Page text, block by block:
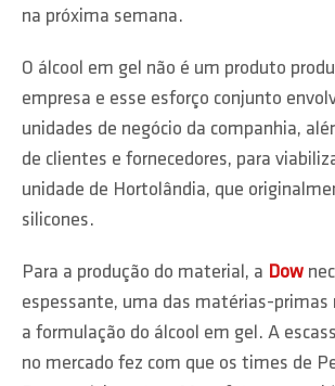
na próxima semana.
O álcool em gel não é um produto
empresa e esse esforço conjunto
unidades de negócio da companhia,
de clientes e fornecedores, para
unidade de Hortolândia, que
silicones.
Para a produção do material, a Dow
espessante, uma das matérias-primas
a formulação do álcool em gel. A
no mercado fez com que os times de